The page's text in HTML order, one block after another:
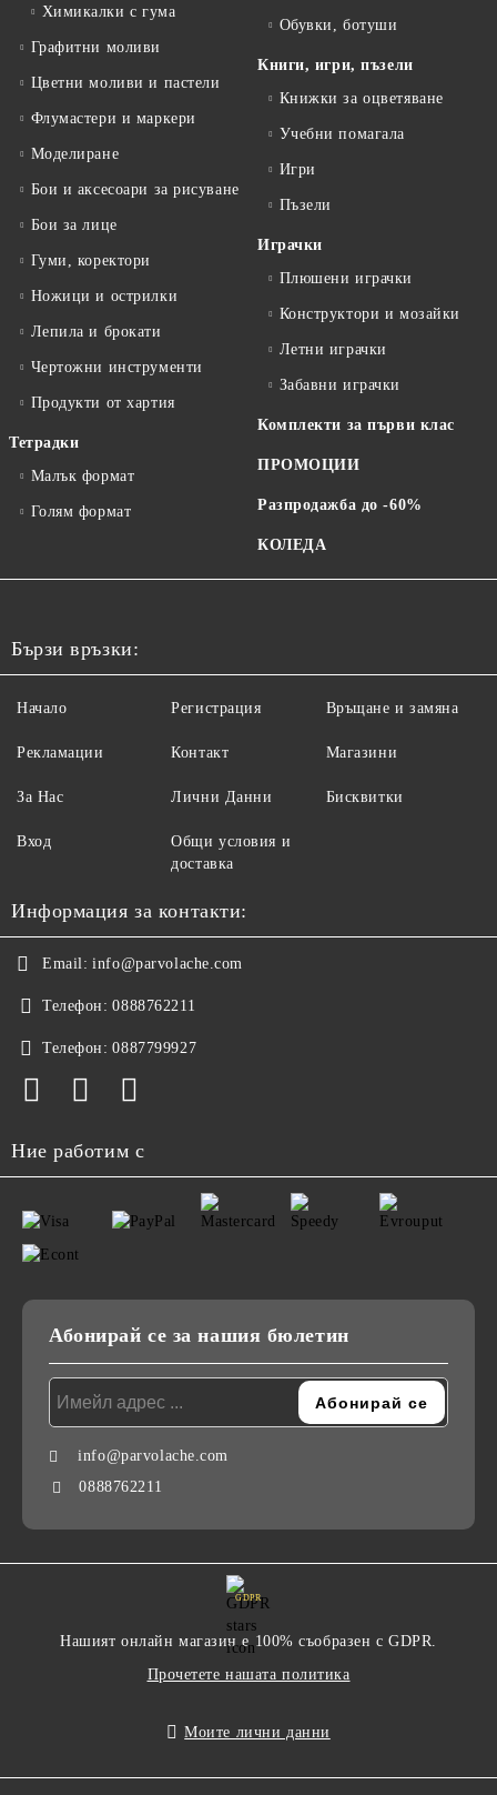
Химикалки с гума
Графитни моливи
Цветни моливи и пастели
Флумастери и маркери
Моделиране
Бои и аксесоари за рисуване
Бои за лице
Гуми, коректори
Ножици и острилки
Лепила и брокати
Чертожни инструменти
Продукти от хартия
Тетрадки
Малък формат
Голям формат
Обувки, ботуши
Книги, игри, пъзели
Книжки за оцветяване
Учебни помагала
Игри
Пъзели
Играчки
Плюшени играчки
Конструктори и мозайки
Летни играчки
Забавни играчки
Комплекти за първи клас
ПРОМОЦИИ
Разпродажба до -60%
КОЛЕДА
Бързи връзки:
Начало
Рекламации
За Нас
Вход
Регистрация
Контакт
Лични Данни
Общи условия и
доставка
Връщане и замяна
Магазини
Бисквитки
Информация за контакти:
Email: info@parvolache.com
Телефон: 0888762211
Телефон: 0887799927
Ние работим с
Абонирай се за нашия бюлетин
info@parvolache.com
0888762211
GDPR
Нашият онлайн магазин е 100% съобразен с GDPR.
Прочетете нашата политика
Моите лични данни